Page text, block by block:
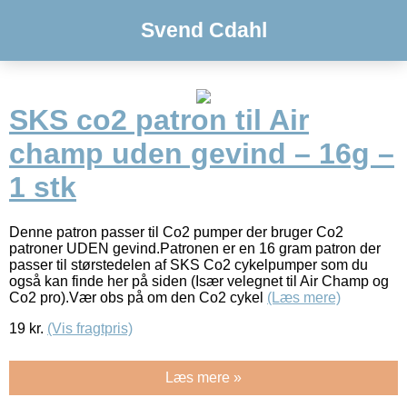
Svend Cdahl
SKS co2 patron til Air
champ uden gevind – 16g –
1 stk
Denne patron passer til Co2 pumper der bruger Co2
patroner UDEN gevind.Patronen er en 16 gram patron der
passer til størstedelen af SKS Co2 cykelpumper som du
også kan finde her på siden (Især velegnet til Air Champ og
Co2 pro).Vær obs på om den Co2 cykel (Læs mere)
19 kr. (Vis fragtpris)
Læs mere »